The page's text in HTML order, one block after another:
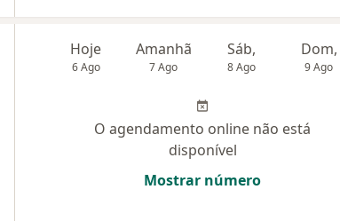
Hoje
6 Ago
Amanhã
7 Ago
Sáb,
8 Ago
Dom,
9 Ago
O agendamento online não está
disponível
Mostrar número